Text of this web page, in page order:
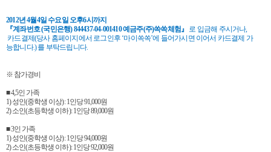
2012년 4월4일 수요일 오후6시까지
『계좌번호 (국민은행) 844437-04-001410 예금주(주)쏙쏙체험』 로 입금해 주시거나,
카드결제(당사 홈페이지에서 로그인후 ‘마이쏙쏙’에 들어가시면 이어서 카드결제 가
능합니다.) 를 부탁드립니다.
※ 참가경비
■ 4,5인 가족
1) 성인(중학생 이상): 1인당 91,000원
2) 소인(초등학생 이하): 1인당 89,000원
■ 3인 가족
1) 성인(중학생 이상): 1인당 94,000원
2) 소인(초등학생 이하): 1인당 92,000원